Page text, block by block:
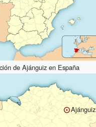
de Ajánguiz en España
Ajánguiz